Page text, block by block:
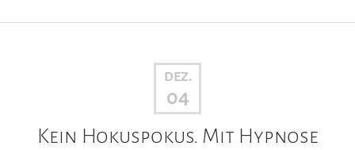
DEZ.
04
Kein Hokuspokus. Mit Hypnose